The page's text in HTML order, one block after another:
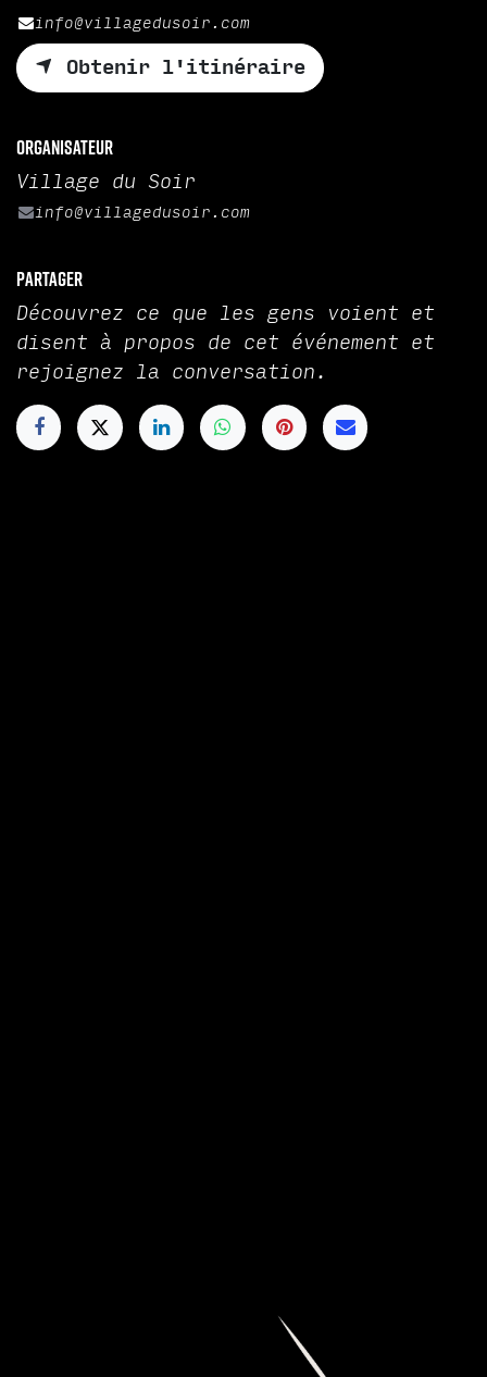
info@villagedusoir.com
Obtenir l'itinéraire
Organisateur
Village du Soir
info@villagedusoir.com
Partager
Découvrez ce que les gens voient et
disent à propos de cet événement et
rejoignez la conversation.